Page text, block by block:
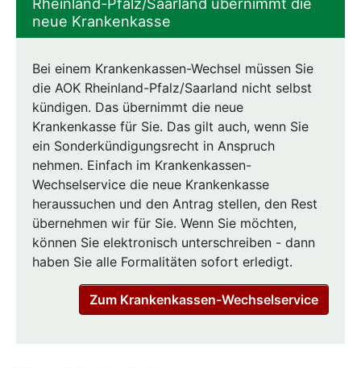
neue Krankenkasse
Bei einem Krankenkassen-Wechsel müssen Sie
die AOK Rheinland-Pfalz/Saarland nicht selbst
kündigen. Das übernimmt die neue
Krankenkasse für Sie. Das gilt auch, wenn Sie
ein Sonderkündigungsrecht in Anspruch
nehmen. Einfach im Krankenkassen-
Wechselservice die neue Krankenkasse
heraussuchen und den Antrag stellen, den Rest
übernehmen wir für Sie. Wenn Sie möchten,
können Sie elektronisch unterschreiben - dann
haben Sie alle Formalitäten sofort erledigt.
Zum Krankenkassen-Wechselservice